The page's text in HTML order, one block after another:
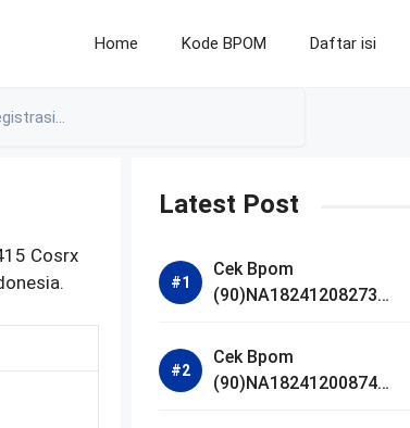
Home Kode BPOM Daftar isi
Cosrx
Latest Post
Cek Bpom
(90)NA18241208273
Bright Radiance Face
Wash
Cek Bpom
(90)NA18241200874